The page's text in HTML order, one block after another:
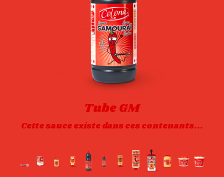
Tube GM
Cette sauce existe dans ces contenants...